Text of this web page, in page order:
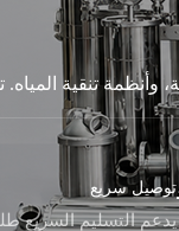
توصيل سريع
يدعم التسليم السريع